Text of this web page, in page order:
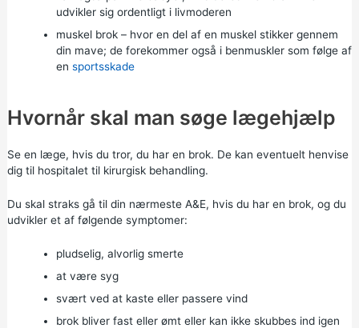
udvikler sig ordentligt i livmoderen
muskel brok – hvor en del af en muskel stikker gennem
din mave; de forekommer også i benmuskler som følge af
en sportsskade
Hvornår skal man søge lægehjælp
Se en læge, hvis du tror, du har en brok. De kan eventuelt henvise
dig til hospitalet til kirurgisk behandling.
Du skal straks gå til din nærmeste A&E, hvis du har en brok, og du
udvikler et af følgende symptomer:
pludselig, alvorlig smerte
at være syg
svært ved at kaste eller passere vind
brok bliver fast eller ømt eller kan ikke skubbes ind igen